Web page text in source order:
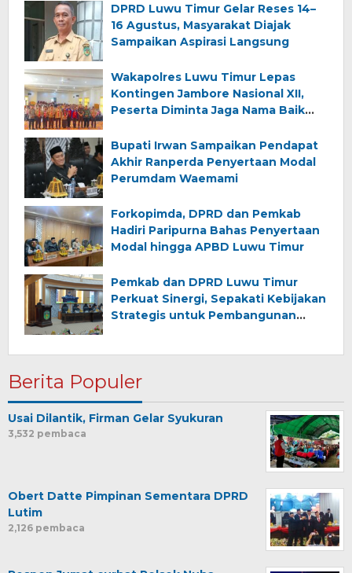
DPRD Luwu Timur Gelar Reses 14–
16 Agustus, Masyarakat Diajak
Sampaikan Aspirasi Langsung
Wakapolres Luwu Timur Lepas
Kontingen Jambore Nasional XII,
Peserta Diminta Jaga Nama Baik
Bupati Irwan Sampaikan Pendapat
Akhir Ranperda Penyertaan Modal
Perumdam Waemami
Forkopimda, DPRD dan Pemkab
Hadiri Paripurna Bahas Penyertaan
Modal hingga APBD Luwu Timur
Pemkab dan DPRD Luwu Timur
Perkuat Sinergi, Sepakati Kebijakan
Strategis untuk Pembangunan
Berita Populer
Usai Dilantik, Firman Gelar Syukuran
3,532 pembaca
Obert Datte Pimpinan Sementara DPRD
Lutim
2,126 pembaca